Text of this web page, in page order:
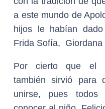
a este mundo de
hijos le habían
Frida Sofía, Giordana
Por cierto que el
también sirvió para
unirse, pues